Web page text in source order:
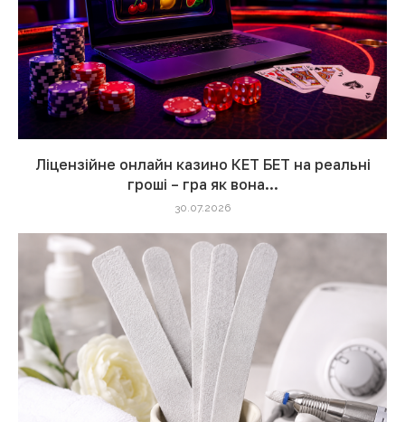
Ліцензійне онлайн казино КЕТ БЕТ на реальні
гроші – гра як вона...
30.07.2026